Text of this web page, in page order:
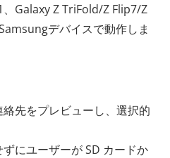
Galaxy Z TriFold/Z Flip7/Z
デバイスで動作しま
先をプレビューし、選択的
にユーザーが SD カードか